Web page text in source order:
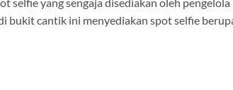
bukit cantik ini menyediakan spot selfie